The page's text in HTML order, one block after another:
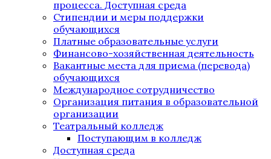
процесса. Доступная среда
Стипендии и меры поддержки
обучающихся
Платные образовательные услуги
Финансово-хозяйственная деятельность
Вакантные места для приема (перевода)
обучающихся
Международное сотрудничество
Организация питания в образовательной
организации
Театральный колледж
Поступающим в колледж
Доступная среда